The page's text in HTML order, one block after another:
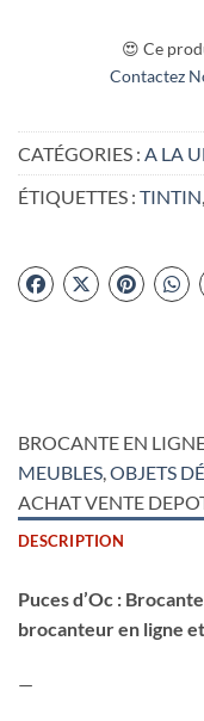
😍 Ce
Contactez
CATÉGORIES : A LA
ÉTIQUETTES : TINTIN,
BROCANTE EN
MEUBLES,OBJETS
ACHAT VENTE
DESCRIPTION
Puces d’Oc :
brocanteur en ligne
—